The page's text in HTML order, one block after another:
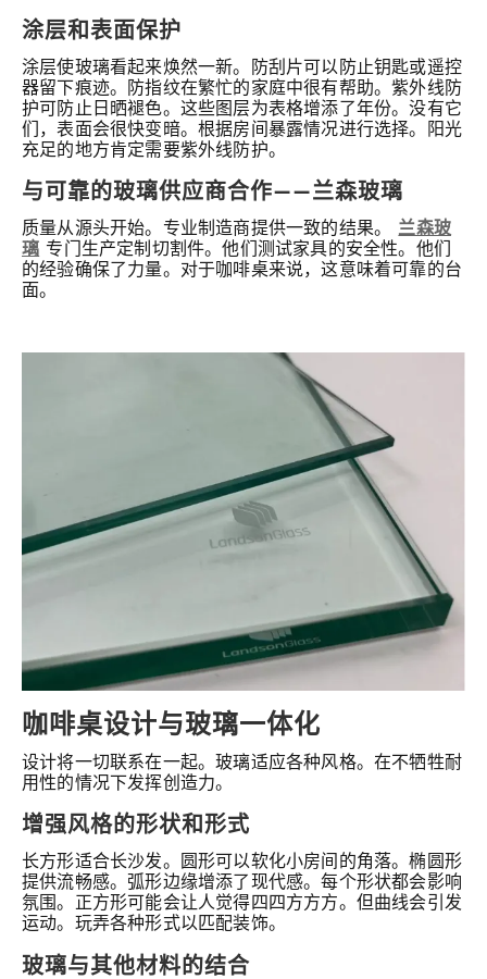
涂层和表面保护
涂层使玻璃看起来焕然一新。防刮片可以防止钥匙或遥控
器留下痕迹。防指纹在繁忙的家庭中很有帮助。紫外线防
护可防止日晒褪色。这些图层为表格增添了年份。没有它
们，表面会很快变暗。根据房间暴露情况进行选择。阳光
充足的地方肯定需要紫外线防护。
与可靠的玻璃供应商合作——兰森玻璃
质量从源头开始。专业制造商提供一致的结果。 兰森玻
璃 专门生产定制切割件。他们测试家具的安全性。他们
的经验确保了力量。对于咖啡桌来说，这意味着可靠的台
面。
咖啡桌设计与玻璃一体化
设计将一切联系在一起。玻璃适应各种风格。在不牺牲耐
用性的情况下发挥创造力。
增强风格的形状和形式
长方形适合长沙发。圆形可以软化小房间的角落。椭圆形
提供流畅感。弧形边缘增添了现代感。每个形状都会影响
氛围。正方形可能会让人觉得四四方方方。但曲线会引发
运动。玩弄各种形式以匹配装饰。
玻璃与其他材料的结合